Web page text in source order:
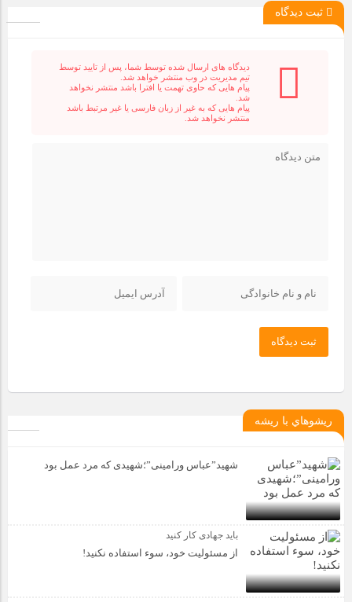
ثبت دیدگاه
دیدگاه های ارسال شده توسط شما، پس از تایید توسط
تیم مدیریت در وب منتشر خواهد شد.
پیام هایی که حاوی تهمت یا افترا باشد منتشر نخواهد
شد.
پیام هایی که به غیر از زبان فارسی یا غیر مرتبط باشد
منتشر نخواهد شد.
ثبت دیدگاه
ريشوهاي با ريشه
شهید”عباس ورامینی”؛شهیدی که مرد عمل بود
باید جهادی کار کنید
از مسئولیت خود، سوء استفاده نکنید!